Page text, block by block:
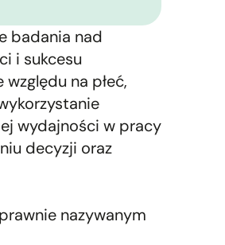
badania nad
i sukcesu
na płeć,
wydajności w pracy
decyzji oraz
nazywanym